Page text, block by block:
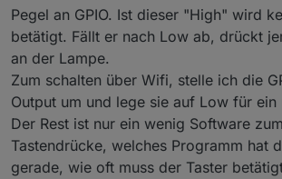
Pegel an GPIO. Ist dieser "High" wird
betätigt. Fällt er nach Low ab, drückt
an der Lampe.
Zum schalten über Wifi, stelle ich die
Output um und lege sie auf Low für ein
Der Rest ist nur ein wenig Software
Tastendrücke, welches Programm hat
gerade, wie oft muss der Taster